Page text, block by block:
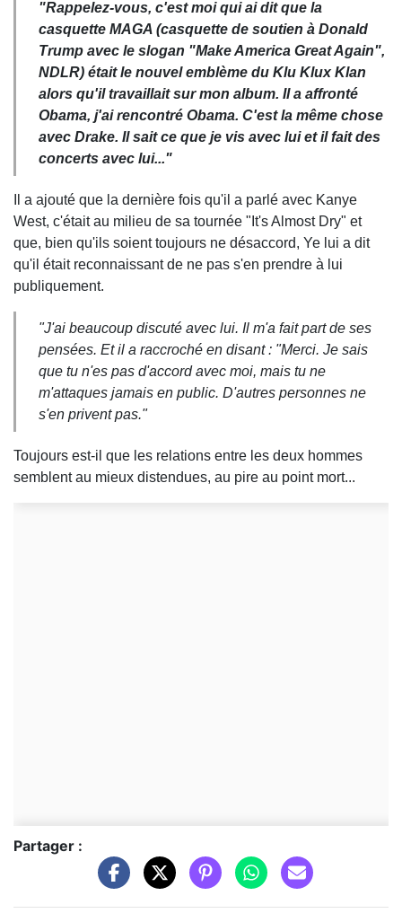
"Rappelez-vous, c'est moi qui ai dit que la
casquette MAGA (casquette de soutien à Donald
Trump avec le slogan "Make America Great Again",
NDLR) était le nouvel emblème du Klu Klux Klan
alors qu'il travaillait sur mon album. Il a affronté
Obama, j'ai rencontré Obama. C'est la même chose
avec Drake. Il sait ce que je vis avec lui et il fait des
concerts avec lui..."
Il a ajouté que la dernière fois qu'il a parlé avec Kanye
West, c'était au milieu de sa tournée "It's Almost Dry" et
que, bien qu'ils soient toujours ne désaccord, Ye lui a dit
qu'il était reconnaissant de ne pas s'en prendre à lui
publiquement.
"J'ai beaucoup discuté avec lui. Il m'a fait part de ses
pensées. Et il a raccroché en disant : "Merci. Je sais
que tu n'es pas d'accord avec moi, mais tu ne
m'attaques jamais en public. D'autres personnes ne
s'en privent pas."
Toujours est-il que les relations entre les deux hommes
semblent au mieux distendues, au pire au point mort...
Partager :